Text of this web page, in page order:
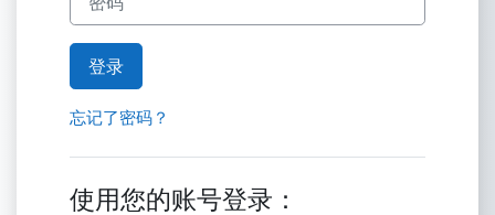
登录
忘记了密码？
使用您的账号登录：